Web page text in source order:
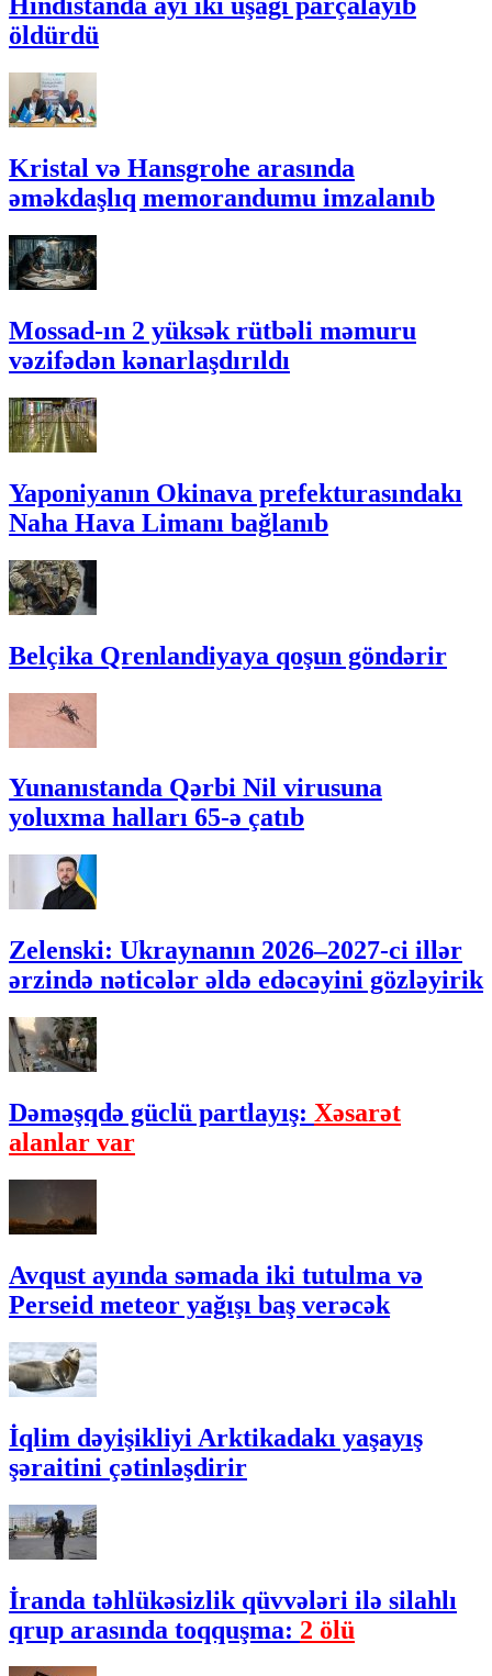
Hindistanda ayı iki uşağı parçalayıb
öldürdü
Kristal və Hansgrohe arasında
əməkdaşlıq memorandumu imzalanıb
Mossad-ın 2 yüksək rütbəli məmuru
vəzifədən kənarlaşdırıldı
Yaponiyanın Okinava prefekturasındakı
Naha Hava Limanı bağlanıb
Belçika Qrenlandiyaya qoşun göndərir
Yunanıstanda Qərbi Nil virusuna
yoluxma halları 65-ə çatıb
Zelenski: Ukraynanın 2026–2027-ci illər
ərzində nəticələr əldə edəcəyini gözləyirik
Dəməşqdə güclü partlayış: Xəsarət
alanlar var
Avqust ayında səmada iki tutulma və
Perseid meteor yağışı baş verəcək
İqlim dəyişikliyi Arktikadakı yaşayış
şəraitini çətinləşdirir
İranda təhlükəsizlik qüvvələri ilə silahlı
qrup arasında toqquşma: 2 ölü